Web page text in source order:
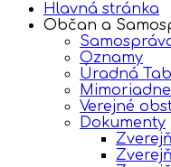
Hlavná stránka
Občan a
Oznamy
Úradná
Verejné
Dokumenty